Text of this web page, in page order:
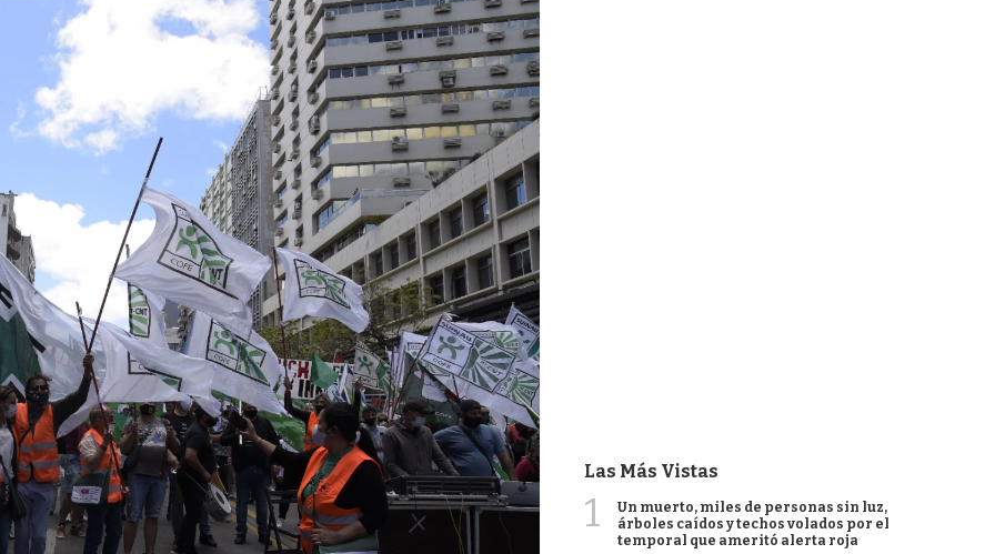
Las Más Vistas
1
Un muerto, miles de personas sin luz,
árboles caídos y techos volados por el
temporal que ameritó alerta roja